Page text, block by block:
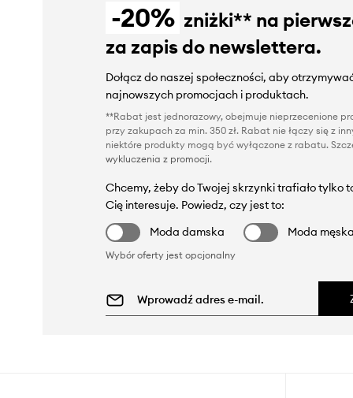
-20% zniżki** na
za zapis do newslettera.
Dołącz do naszej społeczności, aby
najnowszych promocjach i produktach.
**Rabat jest jednorazowy, obejmuje nieprzecenione
przy zakupach za min. 350 zł. Rabat nie łączy się z
niektóre produkty mogą być wyłączone z rabatu.
wykluczenia z promocji.
Chcemy, żeby do Twojej skrzynki trafiało tylko
Cię interesuje. Powiedz, czy jest to:
Moda damska
Moda męska
Wybór oferty jest opcjonalny